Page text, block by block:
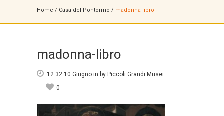
Home / Casa del Pontormo / madonna-libro
madonna-libro
12:32 10 Giugno in by Piccoli Grandi Musei
0